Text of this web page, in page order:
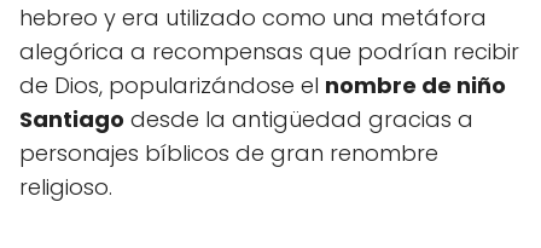
hebreo y era utilizado como una metáfora
alegórica a recompensas que podrían recibir
de Dios, popularizándose el nombre de niño
Santiago desde la antigüedad gracias a
personajes bíblicos de gran renombre
religioso.